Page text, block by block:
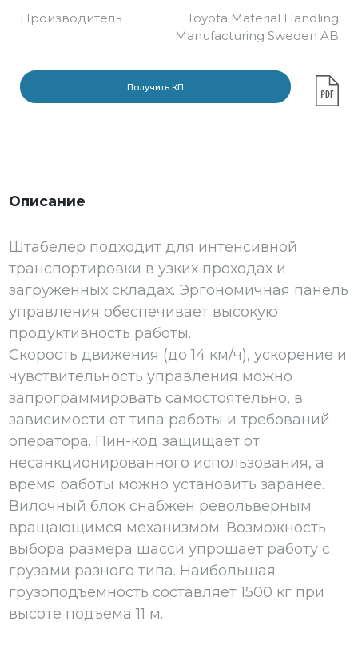
Производитель
Toyota Material Handling
Manufacturing Sweden AB
Получить КП
Описание
Штабелер подходит для интенсивной
транспортировки в узких проходах и
загруженных складах. Эргономичная панель
управления обеспечивает высокую
продуктивность работы.
Скорость движения (до 14 км/ч), ускорение и
чувствительность управления можно
запрограммировать самостоятельно, в
зависимости от типа работы и требований
оператора. Пин-код защищает от
несанкционированного использования, а
время работы можно установить заранее.
Вилочный блок снабжен револьверным
вращающимся механизмом. Возможность
выбора размера шасси упрощает работу с
грузами разного типа. Наибольшая
грузоподъемность составляет 1500 кг при
высоте подъема 11 м.